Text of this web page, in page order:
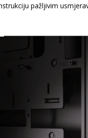
pažljivim